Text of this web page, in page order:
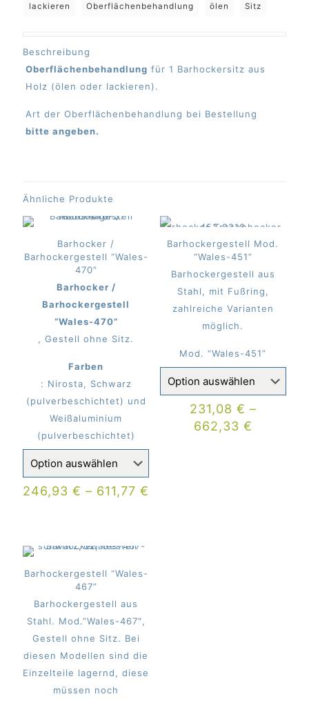
lackieren Oberflächenbehandlung ölen Sitz
Beschreibung
Oberflächenbehandlung für 1 Barhockersitz aus
Holz (ölen oder lackieren).
Art der Oberflächenbehandlung bei Bestellung
bitte angeben.
Ähnliche Produkte
Barhocker /
Barhockergestell “Wales-
470”
Barhocker /
Barhockergestell
“Wales-470”
, Gestell ohne Sitz.
Farben
: Nirosta, Schwarz
(pulverbeschichtet) und
Weißaluminium
(pulverbeschichtet)
246,93€ – 611,77€
Barhockergestell Mod.
“Wales-451”
Barhockergestell aus
Stahl, mit Fußring,
zahlreiche Varianten
möglich.
Mod. “Wales-451”
231,08 € –
662,33 €
Barhockergestell “Wales-
467”
Barhockergestell aus
Stahl. Mod.”Wales-467″,
Gestell ohne Sitz. Bei
diesen Modellen sind die
Einzelteile lagernd, diese
müssen noch